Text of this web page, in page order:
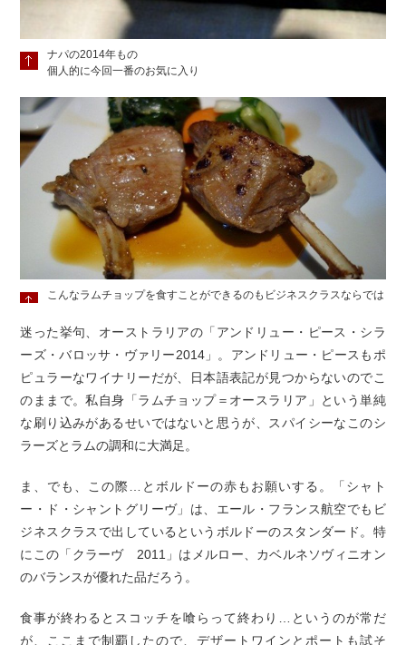
ナパの2014年もの
個人的に今回一番のお気に入り
こんなラムチョップを食すことができるのもビジネスクラスならでは
迷った挙句、オーストラリアの「アンドリュー・ピース・シラ
ーズ・バロッサ・ヴァリー2014」。アンドリュー・ピースもポ
ピュラーなワイナリーだが、日本語表記が見つからないのでこ
のままで。私自身「ラムチョップ＝オースラリア」という単純
な刷り込みがあるせいではないと思うが、スパイシーなこのシ
ラーズとラムの調和に大満足。
ま、でも、この際…とボルドーの赤もお願いする。「シャト
ー・ド・シャントグリーヴ」は、エール・フランス航空でもビ
ジネスクラスで出しているというボルドーのスタンダード。特
にこの「クラーヴ 2011」はメルロー、カベルネソヴィニオン
のバランスが優れた品だろう。
食事が終わるとスコッチを喰らって終わり…というのが常だ
が、ここまで制覇したので、デザートワインとポートも試そ